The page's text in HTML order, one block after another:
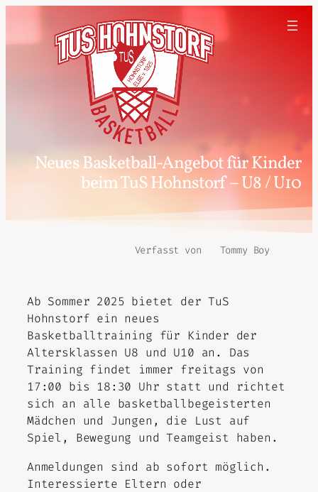
Neues Basketball-Angebot für Kinder
beim TuS Hohnstorf – U8 / U10
Verfasst von Tommy Boy
Ab Sommer 2025 bietet der TuS
Hohnstorf ein neues
Basketballtraining für Kinder der
Altersklassen U8 und U10 an. Das
Training findet immer freitags von
17:00 bis 18:30 Uhr statt und richtet
sich an alle basketballbegeisterten
Mädchen und Jungen, die Lust auf
Spiel, Bewegung und Teamgeist haben.
Anmeldungen sind ab sofort möglich.
Interessierte Eltern oder